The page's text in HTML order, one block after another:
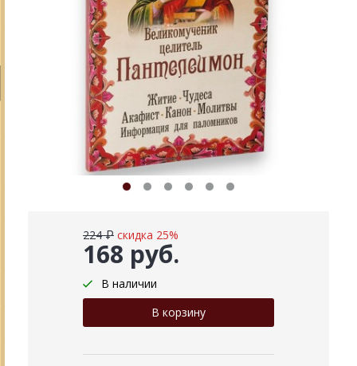
168 руб.
224 ₽ скидка 25%
В наличии